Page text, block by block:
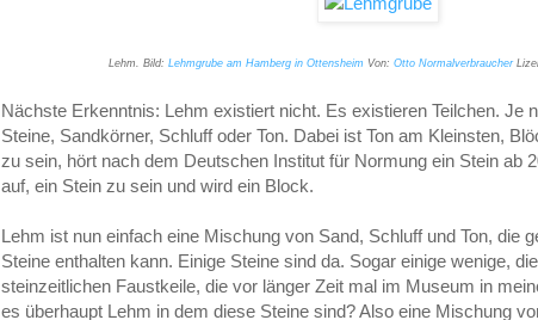
Lehm. Bild: Lehmgrube am Hamberg in Ottensheim Von: Otto Normalverbraucher
Nächste Erkenntnis: Lehm existiert nicht. Es existieren Teilchen. Je
Steine, Sandkörner, Schluff oder Ton. Dabei ist Ton am Kleinsten,
zu sein, hört nach dem Deutschen Institut für Normung ein Stein ab
auf, ein Stein zu sein und wird ein Block.
Lehm ist nun einfach eine Mischung von Sand, Schluff und Ton, die
Steine enthalten kann. Einige Steine sind da. Sogar einige wenige,
steinzeitlichen Faustkeile, die vor länger Zeit mal im Museum in
es überhaupt Lehm in dem diese Steine sind? Also eine Mischung